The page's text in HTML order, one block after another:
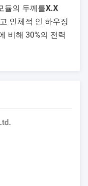
듈의 두께를X.X
인체적 인 하우징
비해 30%의 전력